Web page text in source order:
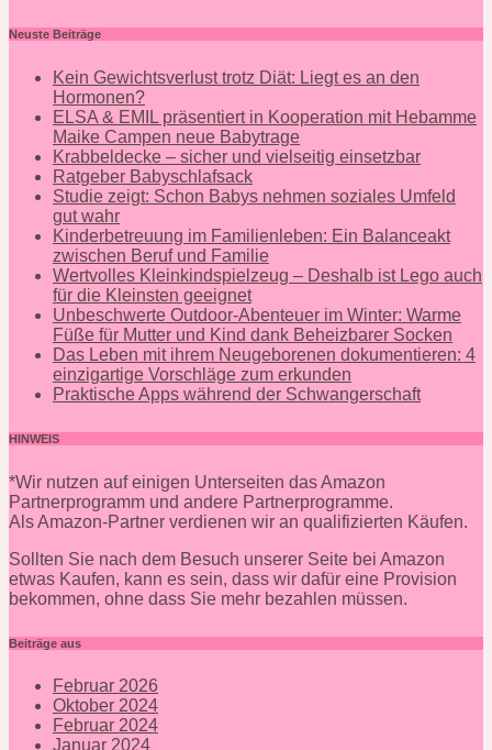
Neuste Beiträge
Kein Gewichtsverlust trotz Diät: Liegt es an den
Hormonen?
ELSA & EMIL präsentiert in Kooperation mit Hebamme
Maike Campen neue Babytrage
Krabbeldecke – sicher und vielseitig einsetzbar
Ratgeber Babyschlafsack
Studie zeigt: Schon Babys nehmen soziales Umfeld
gut wahr
Kinderbetreuung im Familienleben: Ein Balanceakt
zwischen Beruf und Familie
Wertvolles Kleinkindspielzeug – Deshalb ist Lego auch
für die Kleinsten geeignet
Unbeschwerte Outdoor-Abenteuer im Winter: Warme
Füße für Mutter und Kind dank Beheizbarer Socken
Das Leben mit ihrem Neugeborenen dokumentieren: 4
einzigartige Vorschläge zum erkunden
Praktische Apps während der Schwangerschaft
HINWEIS
*Wir nutzen auf einigen Unterseiten das Amazon
Partnerprogramm und andere Partnerprogramme.
Als Amazon-Partner verdienen wir an qualifizierten Käufen.
Sollten Sie nach dem Besuch unserer Seite bei Amazon
etwas Kaufen, kann es sein, dass wir dafür eine Provision
bekommen, ohne dass Sie mehr bezahlen müssen.
Beiträge aus
Februar 2026
Oktober 2024
Februar 2024
Januar 2024